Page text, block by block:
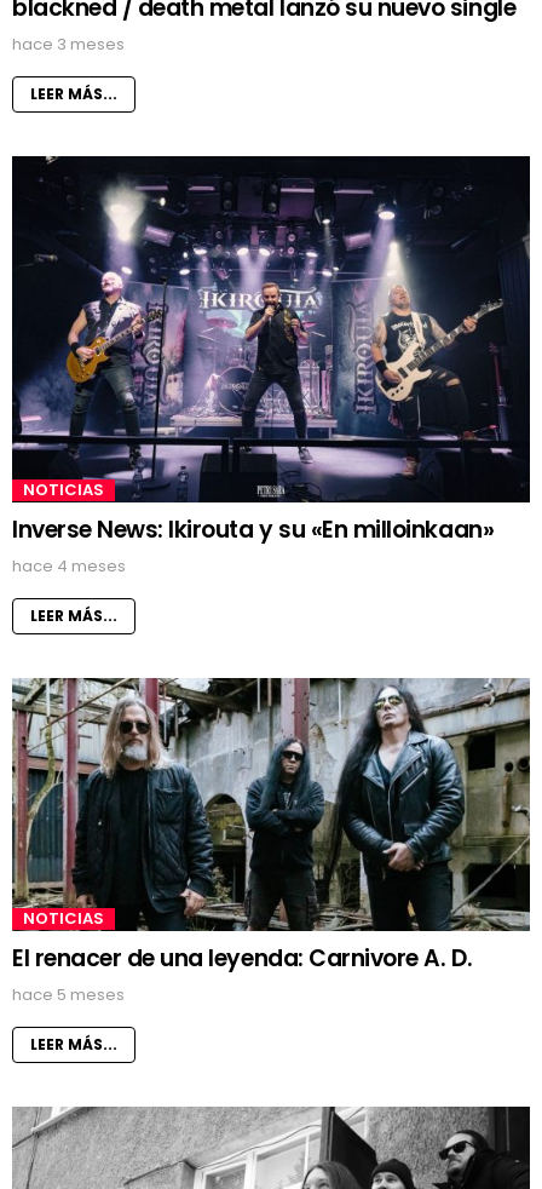
blackned / death metal lanzó su nuevo single
hace 3 meses
LEER MÁS...
NOTICIAS
Inverse News: Ikirouta y su «En milloinkaan»
hace 4 meses
LEER MÁS...
NOTICIAS
El renacer de una leyenda: Carnivore A. D.
hace 5 meses
LEER MÁS...